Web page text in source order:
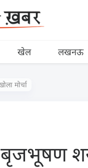
खेल लखनऊ
मोर्चा
बृजभूषण